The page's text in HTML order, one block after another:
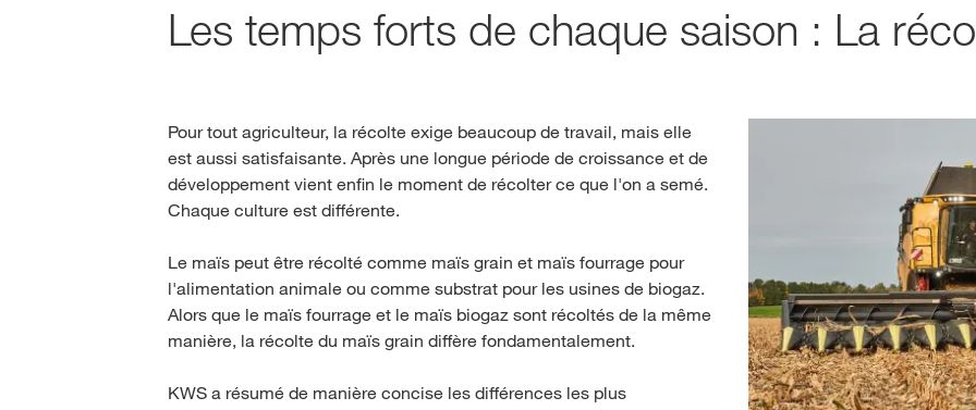
Contenu
Sujets
groupe
kws.com/
Les temps forts de chaque saison : La
Pour tout agriculteur, la récolte exige beaucoup de travail, mais elle
est aussi satisfaisante. Après une longue période de croissance et de
développement vient enfin le moment de récolter ce que l'on a semé.
Chaque culture est différente.
Le maïs peut être récolté comme maïs grain et maïs fourrage pour
l'alimentation animale ou comme substrat pour les usines de biogaz.
Alors que le maïs fourrage et le maïs biogaz sont récoltés de la même
manière, la récolte du maïs grain diffère fondamentalement.
KWS a résumé de manière concise les différences les plus